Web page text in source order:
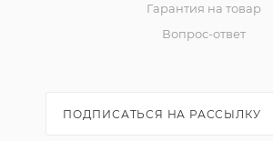
Гарантия на товар
Вопрос-ответ
ПОДПИСАТЬСЯ НА РАССЫЛКУ